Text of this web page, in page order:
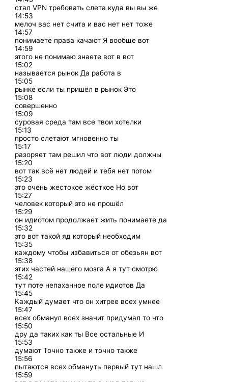
стал VPN требовать слета куда вы вы же
14:53
мелоч вас нет счита и вас нет нет тоже
14:57
понимаете права качают Я вообще вот
14:59
этого не понимаю знаете вот в вот
15:02
называется рынок Да работа в
15:05
рынке если ты пришёл в рынок Это
15:08
совершенно
15:09
суровая среда там все твои хотелки
15:13
просто слетают мгновенно ты
15:17
разоряет там решил что вот люди должны
15:20
вот так всё нет людей и тебя нет потом
15:23
это очень жестокое жёсткое Но вот
15:27
человек который это не прошёл
15:29
он идиотом продолжает жить понимаете да
15:32
это вот такой яд который необходим
15:35
каждому чтобы избавиться от обезьян вот
15:38
этих частей нашего мозга А я тут смотрю
15:42
тут поте непаханное поле идиотов Да
15:45
Каждый думает что он хитрее всех умнее
15:47
всех обманул всех значит придумал то что
15:50
дру да таких как ты Все остальные И
15:53
думают Точно также и точно также
15:56
пытаются всех обмануть первый тут нашл
15:59